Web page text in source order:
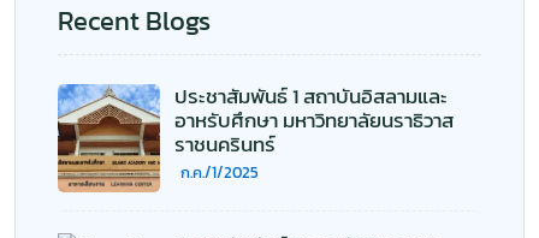
Recent Blogs
ประชาสัมพันธ์ 1 สถาบันอิสลามและ
อาหรับศึกษา มหาวิทยาลัยนราธิวาส
ราชนครินทร์
ก.ค./1/2025